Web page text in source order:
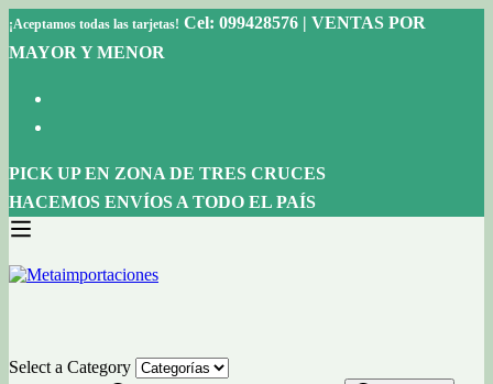
¡Aceptamos todas las tarjetas! Cel: 099428576 | VENTAS POR
MAYOR Y MENOR
PICK UP EN ZONA DE TRES CRUCES
HACEMOS ENVÍOS A TODO EL PAÍS
Select a Category